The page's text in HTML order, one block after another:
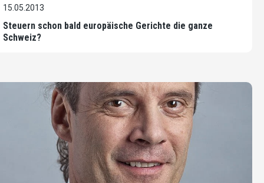
15.05.2013
Steuern schon bald europäische Gerichte die ganze
Schweiz?